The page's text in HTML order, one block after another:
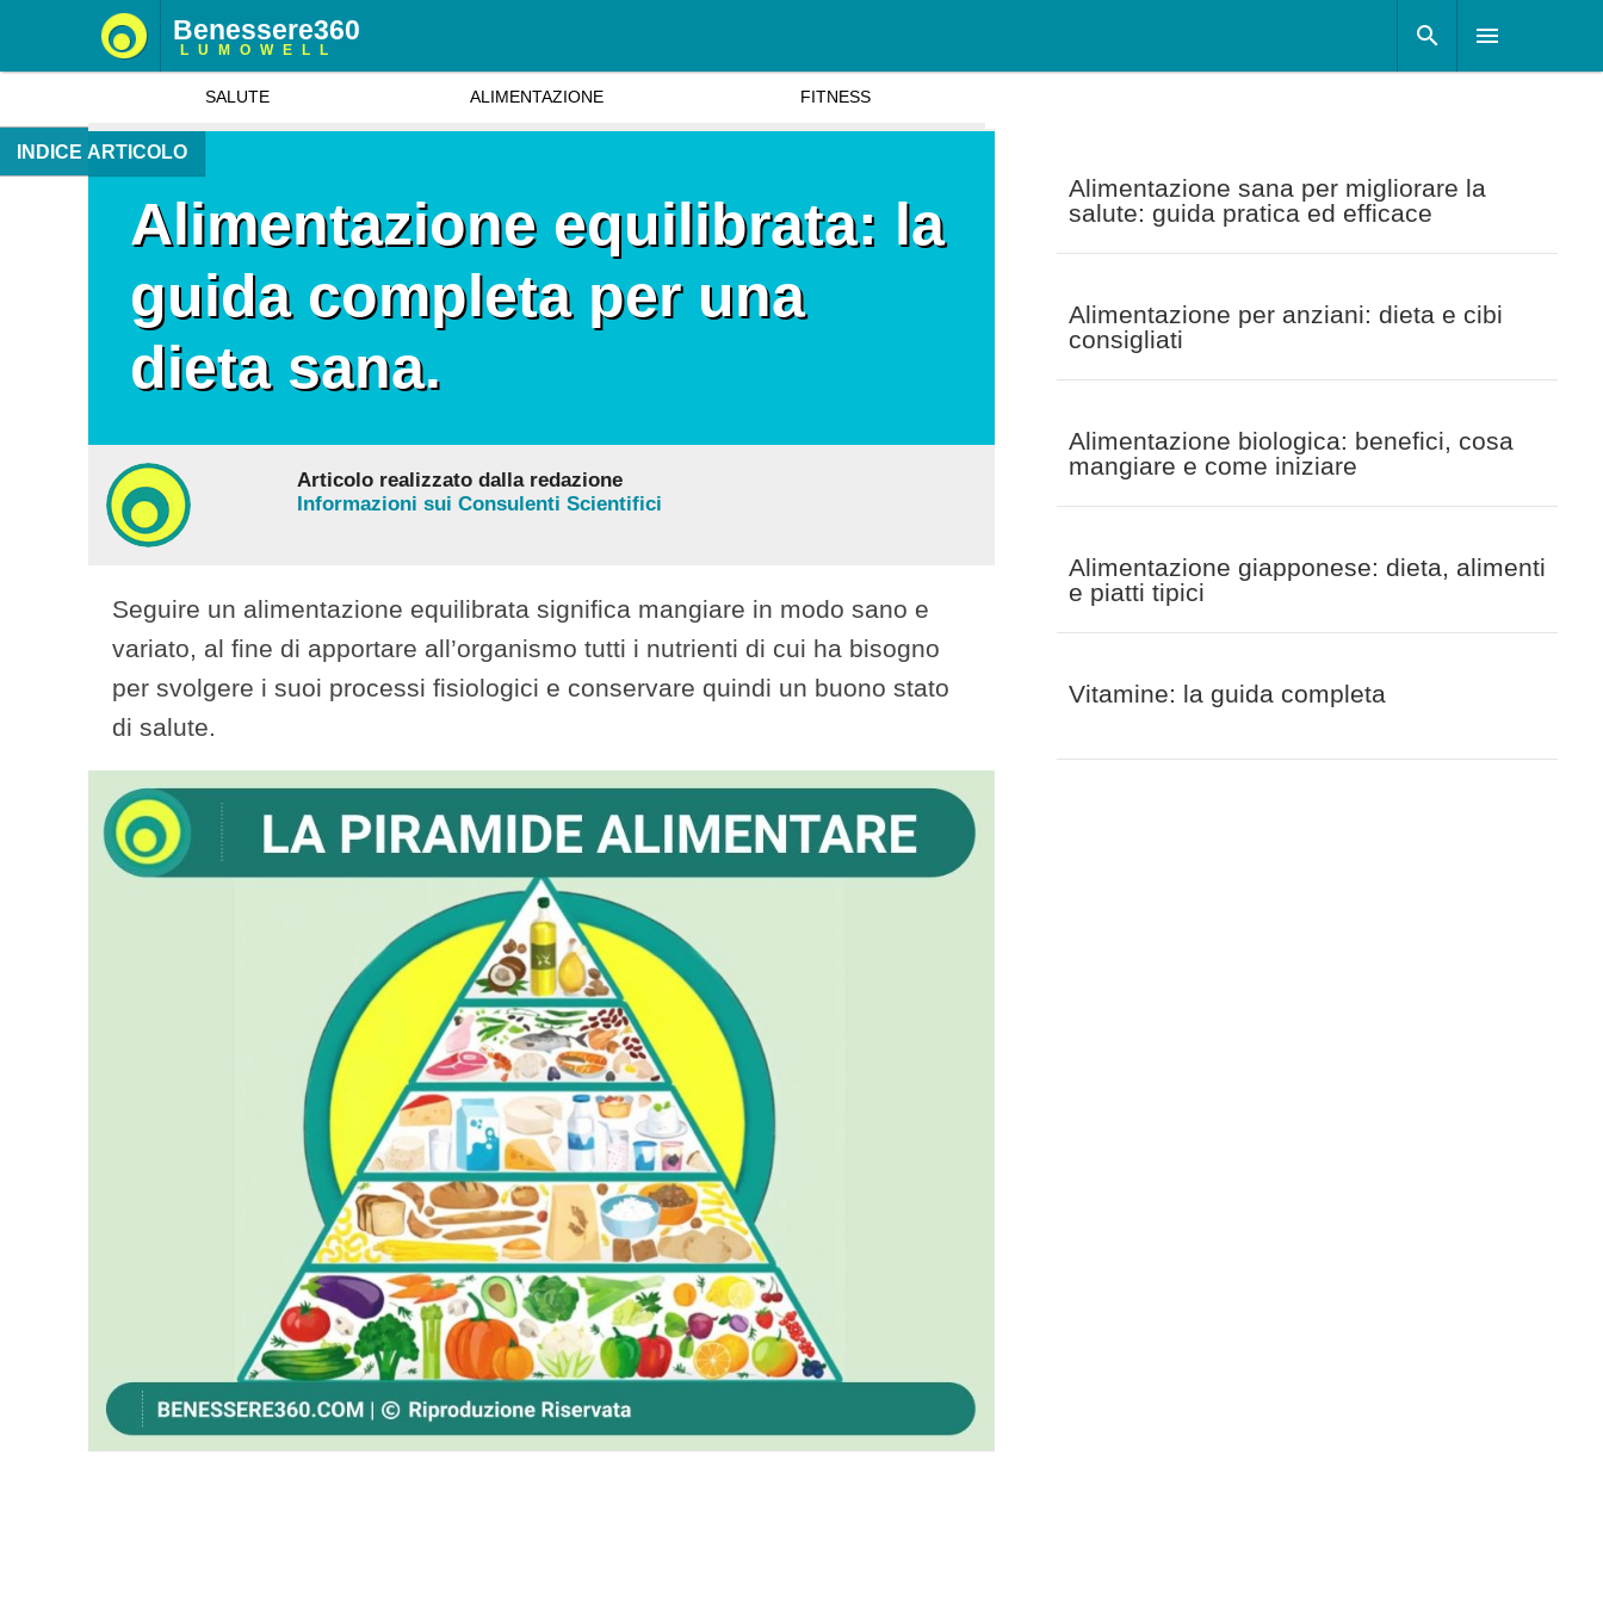
Alimentazione equilibrata: la
guida completa per una
dieta sana.
Articolo realizzato dalla redazione
Informazioni sui Consulenti Scientifici
Seguire un alimentazione equilibrata significa mangiare in modo sano e
variato, al fine di apportare all’organismo tutti i nutrienti di cui ha bisogno
per svolgere i suoi processi fisiologici e conservare quindi un buono stato
di salute.
INDICE ARTICOLO
Alimentazione sana per migliorare la
salute: guida pratica ed efficace
Alimentazione per anziani: dieta e cibi
consigliati
Alimentazione biologica: benefici, cosa
mangiare e come iniziare
Alimentazione giapponese: dieta, alimenti
e piatti tipici
Vitamine: la guida completa
Benessere360
LUMOWELL
SALUTE ALIMENTAZIONE FITNESS